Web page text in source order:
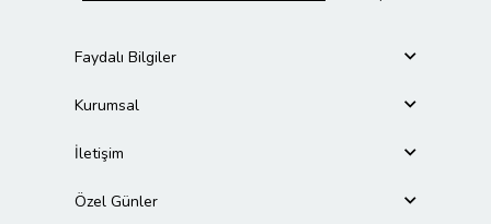
Faydalı Bilgiler
Kurumsal
İletişim
Özel Günler